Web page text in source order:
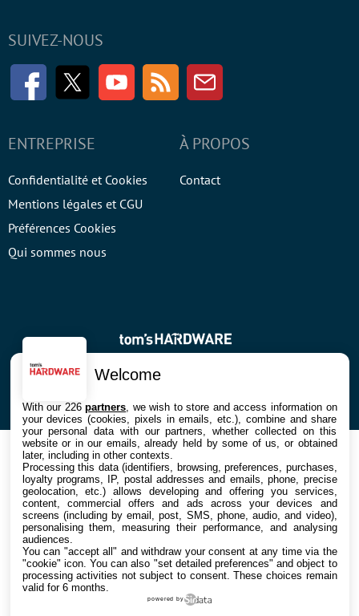
SUIVEZ-NOUS
FacebookTwitter Youtube RSS Newsletter
ENTREPRISE
Confidentialité et Cookies
Mentions légales et CGU
Préférences Cookies
Qui sommes nous
À PROPOS
Contact
© 2026 Galaxie Media Tous droits réservés
Welcome
With our 226partners , we wish to store and access information on
your devices (cookies, pixels in emails, etc.), combine and share
your personal data with our partners, whether collected on this
website or in our emails, already held by some of us, or obtained
later, including in other contexts.
Processing this data (identifiers, browsing, preferences, purchases,
loyalty programs, IP, postal addresses and emails, phone, precise
geolocation, etc.) allows developing and offering you services,
content, commercial offers and ads across your devices and
screens (including by email, post, SMS, phone, audio, and video),
personalising them, measuring their performance, and analysing
audiences.
You can "accept all" and withdraw your consent at any time via the
"cookie" icon. You can also "set detailed preferences" and object to
processing activities not subject to consent. These choices remain
valid for 6 months.
powered by